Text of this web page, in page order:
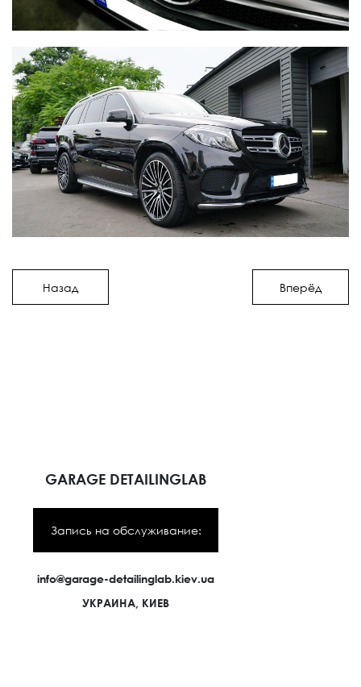
Назад Вперёд
GARAGE DETAILINGLAB
Запись на обслуживание:
info@garage-detailinglab.kiev.ua
УКРАИНА, КИЕВ